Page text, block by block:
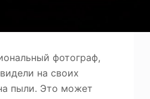
фотограф,
на своих
пыли. Это может